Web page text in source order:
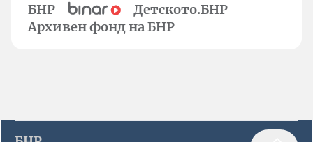
БНР
Детското.БНР
Архивен фонд на БНР